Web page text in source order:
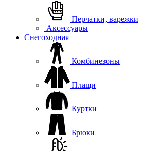
Перчатки, варежки
Аксессуары
Снегоходная
Комбинезоны
Плащи
Куртки
Брюки